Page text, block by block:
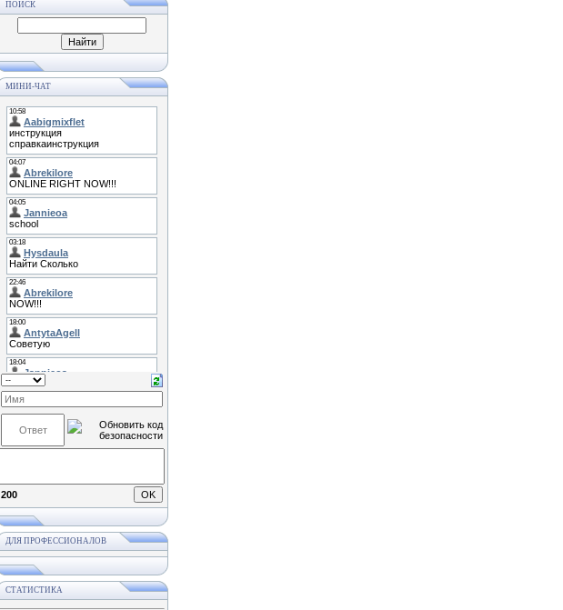
ПОИСК
МИНИ-ЧАТ
200
ДЛЯ ПРОФЕССИОНАЛОВ
СТАТИСТИКА